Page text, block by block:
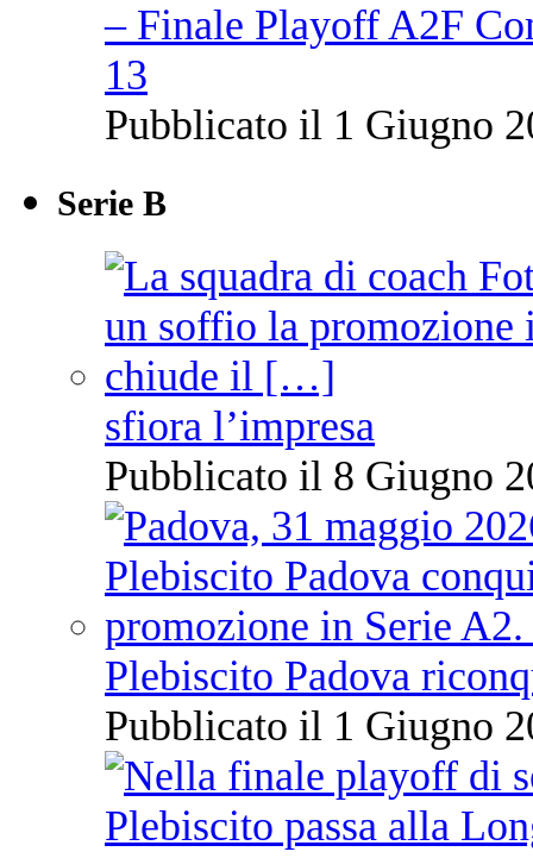
– Finale Playoff A2F
13
Pubblicato il 1 Giugno
Serie B
sfiora l’impresa
Pubblicato il 8 Giugno
Plebiscito Padova
Pubblicato il 1 Giugno